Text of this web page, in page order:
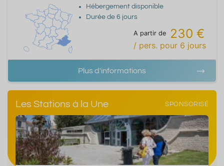
Hébergement disponible
Durée de 6 jours
A partir de 230 €
/ pers. pour 6 jours
Plus d'informations
Les Stations à la Une SPONSORISÉ